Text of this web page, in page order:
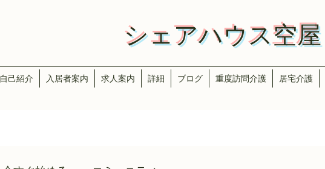
​​シェアハウス空屋
自己紹介 入居者案内 求人案内 詳細 ブログ 重度訪問介護 居宅介護